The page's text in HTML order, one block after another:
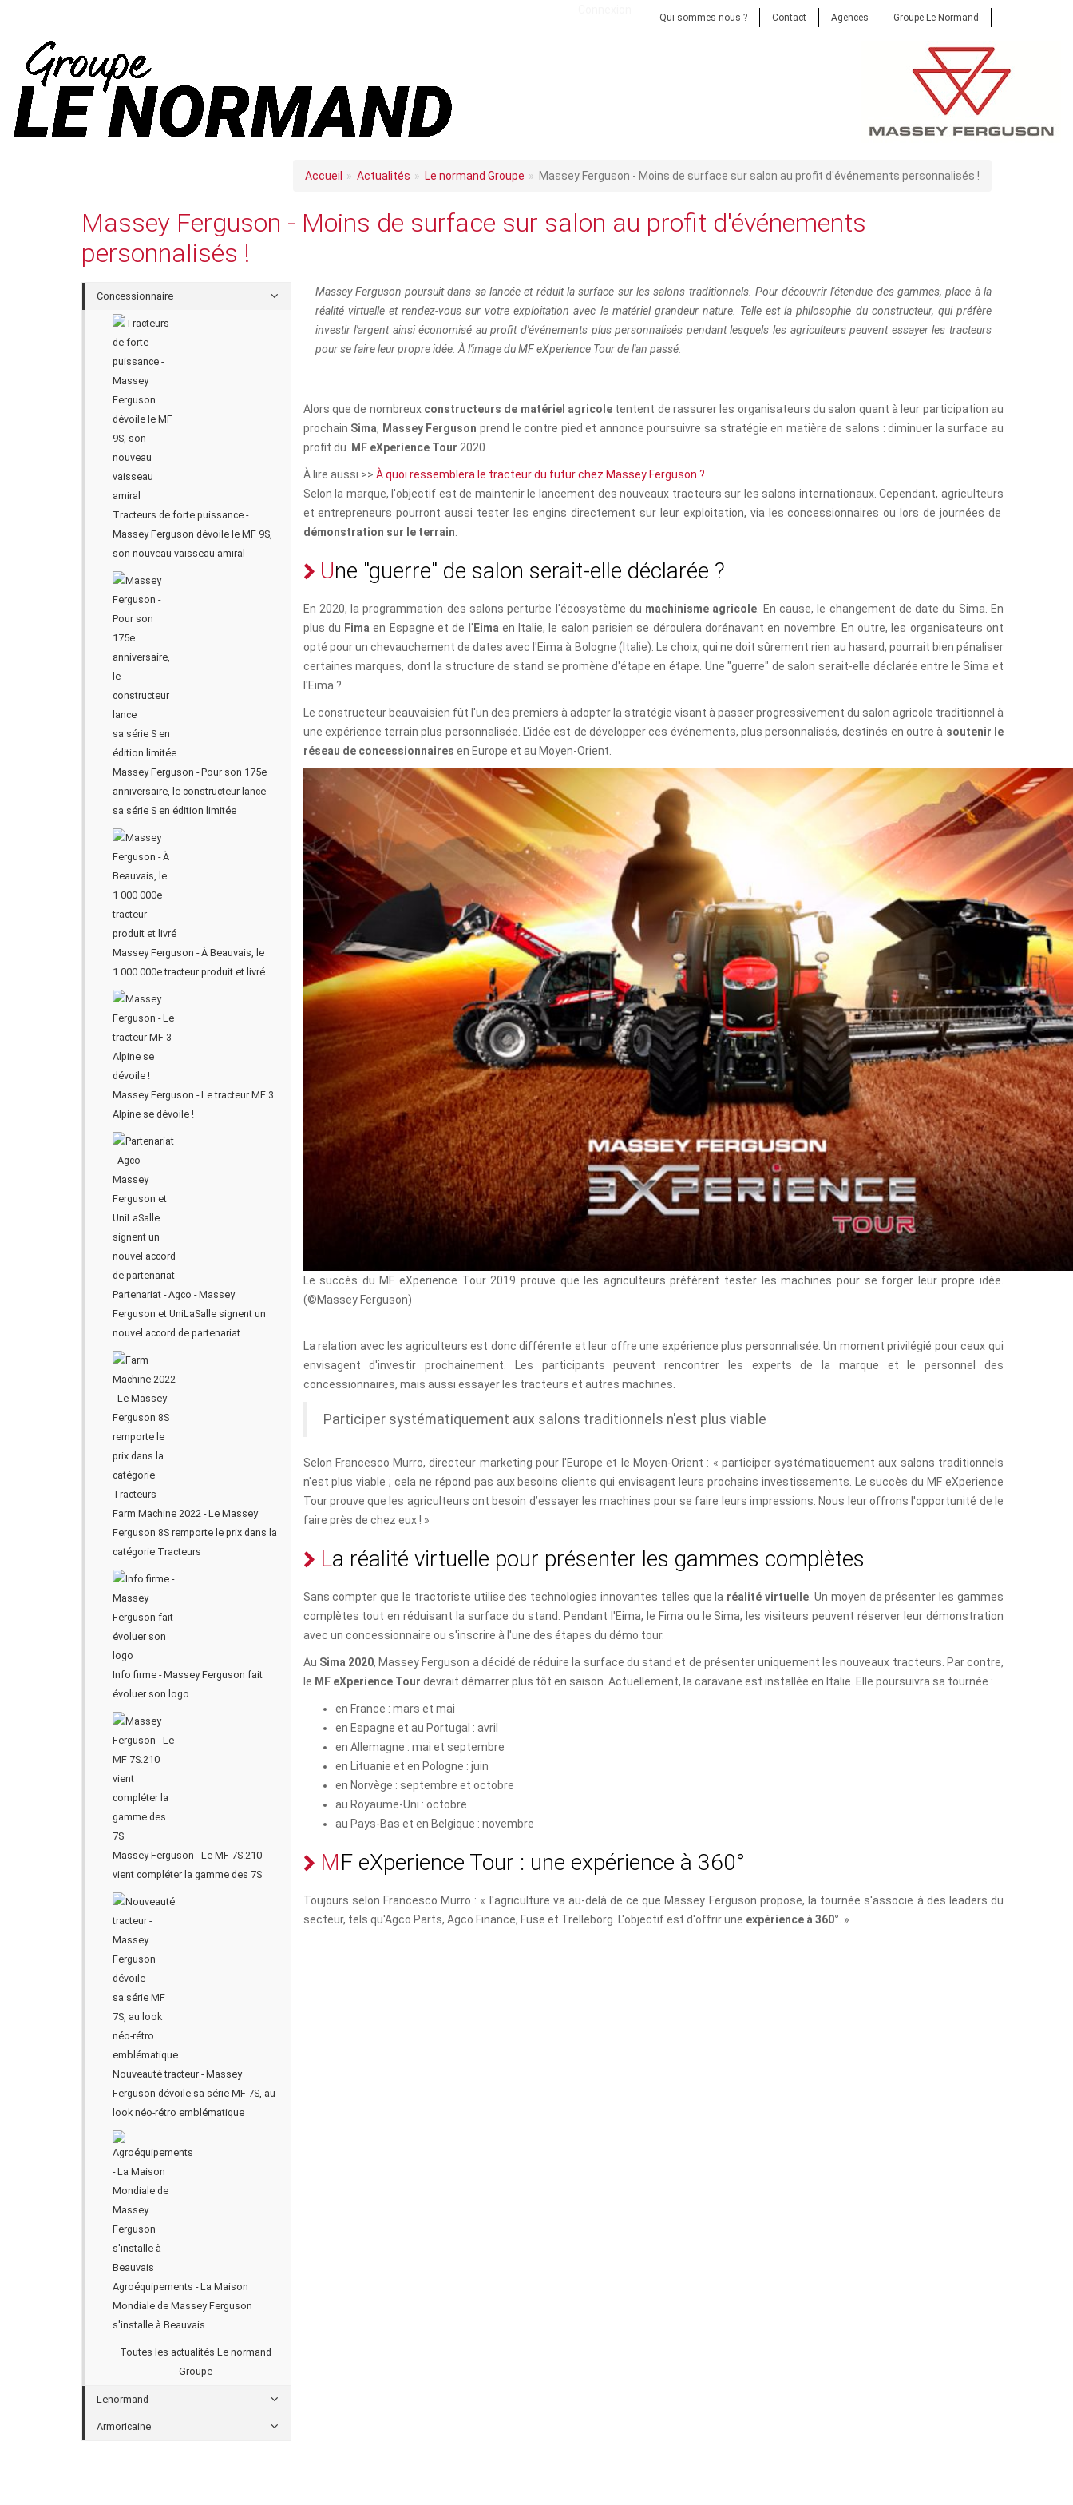
Qui sommes-nous ? Contact Agences Groupe Le Normand
Accueil Actualités Le normand Groupe Massey Ferguson - Moins de surface sur salon au profit d'événements personnalisés !
Massey Ferguson - Moins de surface sur salon au profit d'événements
personnalisés !
Concessionnaire
Tracteurs de forte puissance -
Massey Ferguson dévoile le MF 9S,
son nouveau vaisseau amiral
Massey Ferguson - Pour son 175e
anniversaire, le constructeur lance
sa série S en édition limitée
Massey Ferguson - À Beauvais, le
1 000 000e tracteur produit et livré
Massey Ferguson - Le tracteur MF 3
Alpine se dévoile !
Partenariat - Agco - Massey
Ferguson et UniLaSalle signent un
nouvel accord de partenariat
Farm Machine 2022 - Le Massey
Ferguson 8S remporte le prix dans la
catégorie Tracteurs
Info firme - Massey Ferguson fait
évoluer son logo
Massey Ferguson - Le MF 7S.210
vient compléter la gamme des 7S
Nouveauté tracteur - Massey
Ferguson dévoile sa série MF 7S, au
look néo-rétro emblématique
Agroéquipements - La Maison
Mondiale de Massey Ferguson
s'installe à Beauvais
Toutes les actualités Le normand
Groupe
Lenormand
Armoricaine
Massey Ferguson poursuit dans sa lancée et réduit la surface sur les salons traditionnels. Pour découvrir l'étendue des gammes, place à la
réalité virtuelle et rendez-vous sur votre exploitation avec le matériel grandeur nature. Telle est la philosophie du constructeur, qui préfère
investir l'argent ainsi économisé au profit d'événements plus personnalisés pendant lesquels les agriculteurs peuvent essayer les tracteurs
pour se faire leur propre idée. À l'image du MF eXperience Tour de l'an passé.
Alors que de nombreux constructeurs de matériel agricoletentent de rassurer les organisateurs du salon quant à leur participation au
prochain Sima, Massey Ferguson prend le contre pied et annonce poursuivre sa stratégie en matière de salons : diminuer la surface au
profit du
MF eXperience Tour 2020.
À lire aussi >> À quoi ressemblera le tracteur du futur chez Massey Ferguson ?
Selon la marque, l'objectif est de maintenir le lancement des nouveaux tracteurs sur les salons internationaux. Cependant, agriculteurs
et entrepreneurs pourront aussi tester les engins directement sur leur exploitation, via les concessionnaires ou lors de journées de
démonstration sur le terrain
Une "guerre" de salon serait-elle déclarée ?
En 2020, la programmation des salons perturbe l'écosystème du machinisme agricole . En cause, le changement de date du Sima. En
plus du Fima en Espagne et de l' Eima en Italie, le salon parisien se déroulera dorénavant en novembre. En outre, les organisateurs ont
opté pour un chevauchement de dates avec l'Eima à Bologne (Italie). Le choix, qui ne doit sûrement rien au hasard, pourrait bien pénaliser
certaines marques, dont la structure de stand se promène d'étape en étape. Une "guerre" de salon serait-elle déclarée entre le Sima et
l'Eima ?
Le constructeur beauvaisien fût l'un des premiers à adopter la stratégie visant à passer progressivement du salon agricole traditionnel à
une expérience terrain plus personnalisée. L'idée est de développer ces événements, plus personnalisés, destinés en outre à soutenir le
réseau de concessionnaires en Europe et au Moyen-Orient.
Le succès du MF eXperience Tour 2019 prouve que les agriculteurs préfèrent tester les machines pour se forger leur propre idée.
(©Massey Ferguson)
La relation avec les agriculteurs est donc différente et leur offre une expérience plus personnalisée. Un moment privilégié pour ceux qui
envisagent d'investir prochainement. Les participants peuvent rencontrer les experts de la marque et le personnel des
concessionnaires, mais aussi essayer les tracteurs et autres machines.
Participer systématiquement aux salons traditionnels n'est plus viable
Selon Francesco Murro, directeur marketing pour l'Europe et le Moyen-Orient : « participer systématiquement aux salons traditionnels
n'est plus viable ; cela ne répond pas aux besoins clients qui envisagent leurs prochains investissements. Le succès du MF eXperience
Tour prouve que les agriculteurs ont besoin d’essayer les machines pour se faire leurs impressions. Nous leur offrons l'opportunité de le
faire près de chez eux ! »
La réa ité virtue e pour présenter es gammes comp ètes
Sans compter que le tractoriste utilise des technologies innovantes telles que la réalité virtuelle. Un moyen de présenter les gammes
complètes tout en réduisant la surface du stand. Pendant l'Eima, le Fima ou le Sima, les visiteurs peuvent réserver leur démonstration
avec un concessionnaire ou s'inscrire à l'une des étapes du démo tour.
Au Sima 2020, Massey Ferguson a décidé de réduire la surface du stand et de présenter uniquement les nouveaux tracteurs. Par contre,
le MF eXperience Tour devrait démarrer plus tôt en saison. Actuellement, la caravane est installée en Italie. Elle poursuivra sa tournée :
en France : mars et mai
en Espagne et au Portugal : avril
en Allemagne : mai et septembre
en Lituanie et en Pologne : juin
en Norvège : septembre et octobre
au Royaume-Uni : octobre
au Pays-Bas et en Belgique : novembre
MF eXperience Tour : une expérience à 360°
Toujours selon Francesco Murro : « l'agriculture va au-delà de ce que Massey Ferguson propose, la tournée s'associe à des leaders du
secteur, tels qu'Agco Parts, Agco Finance, Fuse et Trelleborg. L'objectif est d'offrir une expérience à 360°. »